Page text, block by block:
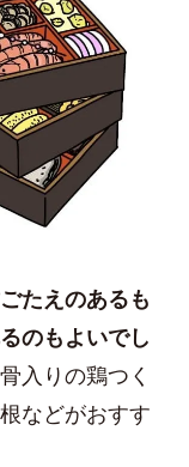
たえのあるも
のもよいでし
入りの鶏つく
などがおすす